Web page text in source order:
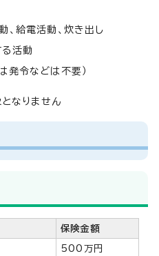
、給電活動、炊き出し
活動
発令などは不要）
なりません
保険金額
500万円